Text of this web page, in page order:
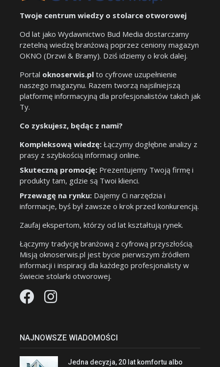
Twoje centrum wiedzy o stolarce otworowej
Od lat jako Wydawnictwo Bud Media dostarczamy
rzetelną wiedzę branżową poprzez ceniony magazyn
OKNO (Drzwi & Bramy). Dziś idziemy o krok dalej.
Portal oknoserwis.pl to cyfrowe uzupełnienie
naszego magazynu. Razem tworzą najsilniejszą
platformę informacyjną dla profesjonalistów takich jak
Ty.
Co zyskujesz, będąc z nami?
Kompleksową wiedzę: Łączymy dogłębne analizy z
prasy z szybkością informacji online.
Skuteczną promocję: Prezentujemy Twoją firmę i
produkty tam, gdzie są Twoi klienci.
Przewagę na rynku: Dajemy Ci narzędzia i
informacje, byś był zawsze o krok przed konkurencją.
Zaufaj ekspertom, którzy od lat kształtują rynek.
Łączymy tradycję branżową z cyfrową przyszłością.
Misją oknoserwis.pl jest bycie pierwszym źródłem
informacji i inspiracji dla każdego profesjonalisty w
świecie stolarki otworowej.
NAJNOWSZE WIADOMOŚCI
Jedna decyzja, 20 lat komfortu albo